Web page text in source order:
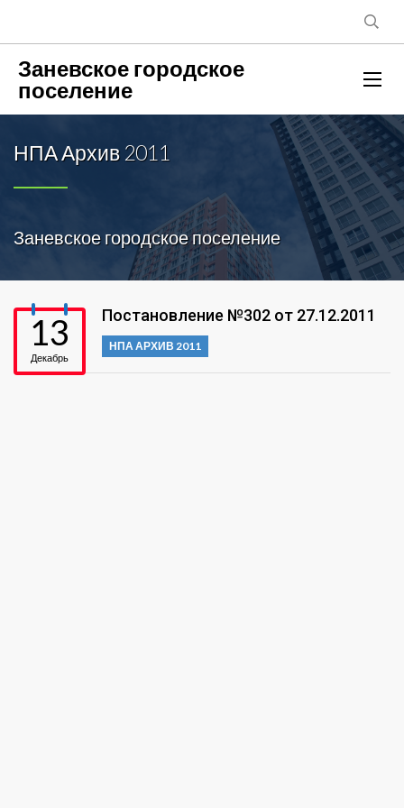
Заневское городское
поселение
НПА Архив 2011
Заневское городское поселение
13
Декабрь
Постановление №302 от 27.12.2011
НПА АРХИВ 2011